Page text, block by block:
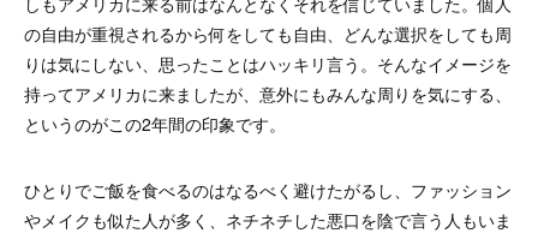
の自由が重視されるから何をしても自由、どんな選択をしても周
りは気にしない、思ったことはハッキリ言う。そんなイメージを
持ってアメリカに来ましたが、意外にもみんな周りを気にする、
というのがこの2年間の印象です。
ひとりでご飯を食べるのはなるべく避けたがるし、ファッション
やメイクも似た人が多く、ネチネチした悪口を陰で言う人もいま